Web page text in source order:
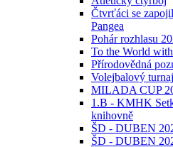
Čtvrťáci se
Pangea
Pohár rozhlasu
To the World
Přírodovědná
Volejbalový
MILADA CUP
1.B - KMHK
knihovně
ŠD - DUBEN
ŠD - DUBEN